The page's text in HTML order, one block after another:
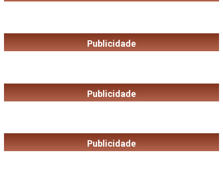
Publicidade
Publicidade
Publicidade